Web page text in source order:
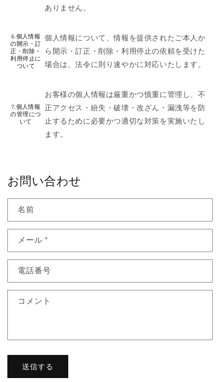
ありません。
6.個人情報
の開示・訂
正・削除・
利用停止に
ついて
個人情報について、情報を提供されたご本人か
ら開示・訂正・削除・利用停止の依頼を受けた
場合は、法令に則り速やかに対応いたします。
7.個人情報
の管理につ
いて
お客様の個人情報は厳重かつ慎重に管理し、不
正アクセス・紛失・破壊・改ざん・漏洩等を防
止するために必要かつ適切な対策を実施いたし
ます。
お問い合わせ
名前
メール *
電話番号
コメント
送信する